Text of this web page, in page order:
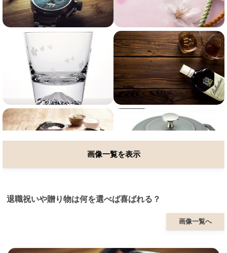
画像一覧を表示
退職祝いや贈り物は何を選べば喜ばれる？
画像一覧へ